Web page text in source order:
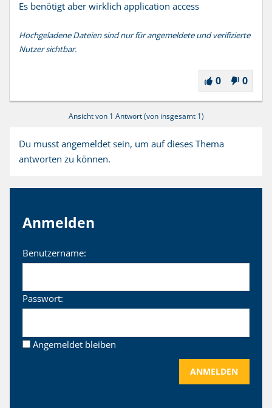
Es benötigt aber wirklich application access
Hochgeladene Dateien sind nur für angemeldete und verifizierte
Nutzer sichtbar.
0 0
Ansicht von 1 Antwort (von insgesamt 1)
Du musst angemeldet sein, um auf dieses Thema
antworten zu können.
Anmelden
Benutzername:
Passwort:
Angemeldet bleiben
ANMELDEN